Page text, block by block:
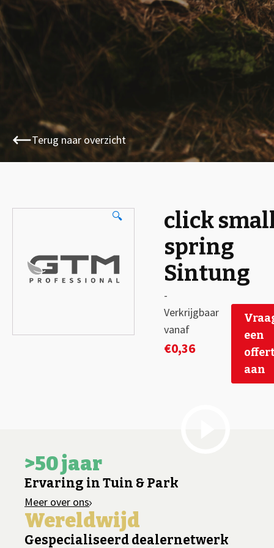
Terug naar overzicht
🔍
click
spring
Sintung
-
Verkrijgbaar
vanaf
€0,36
een
aan
>50 jaar
Ervaring in Tuin & Park
Meer over ons
Wereldwijd
Gespecialiseerd dealernetwerk